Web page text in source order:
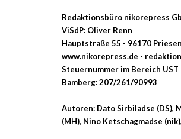
Redaktionsbüro nikorepress
ViSdP: Oliver Renn
Hauptstraße 55 - 96170
www.nikorepress.de -
Steuernummer im Bereich UST
Bamberg: 207/261/90993
Autoren: Dato Sirbiladse (DS),
(MH), Nino Ketschagmadse